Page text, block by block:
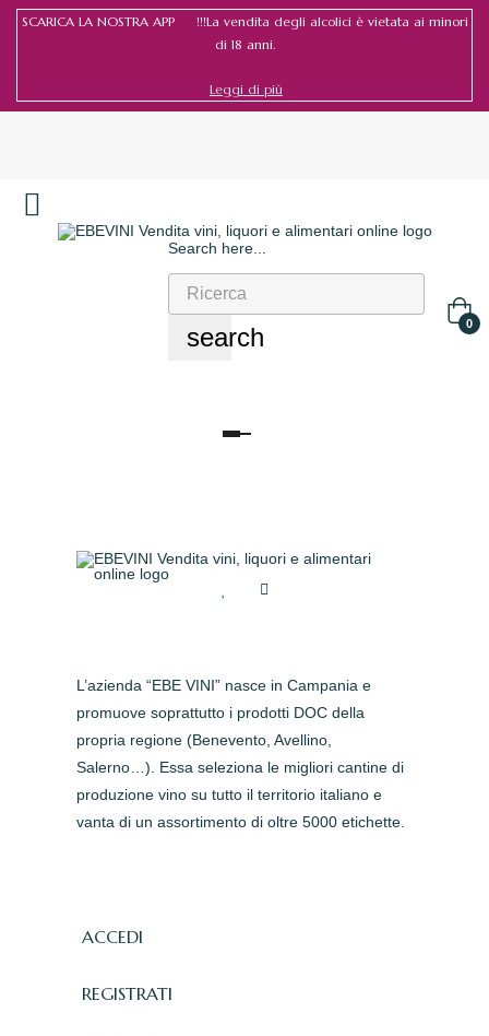
SCARICA LA NOSTRA APP !!!La vendita degli alcolici è vietata ai minori
di 18 anni.
Leggi di più
Search here...
search 0
navigazione
L’azienda “EBE VINI” nasce in Campania e
promuove soprattutto i prodotti DOC della
propria regione (Benevento, Avellino,
Salerno…). Essa seleziona le migliori cantine di
produzione vino su tutto il territorio italiano e
vanta di un assortimento di oltre 5000 etichette.
ACCEDI
REGISTRATI